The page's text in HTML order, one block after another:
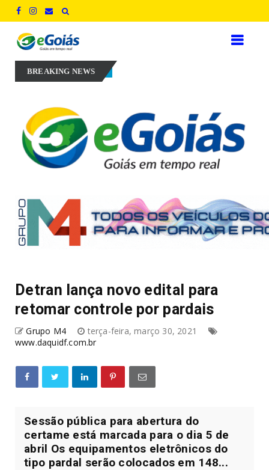
BREAKING NEWS
Uncategorized Churrasqueira Kamado, da Rasco, se consolida no
Detran lança novo edital para
retomar controle por pardais
Grupo M4
terça-feira, março 30, 2021
www.daquidf.com.br
Sessão pública para abertura do
certame está marcada para o dia 5 de
abril Os equipamentos eletrônicos do
tipo pardal serão colocados em 148...